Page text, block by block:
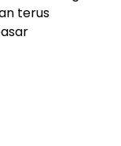
merek
produk
dengan